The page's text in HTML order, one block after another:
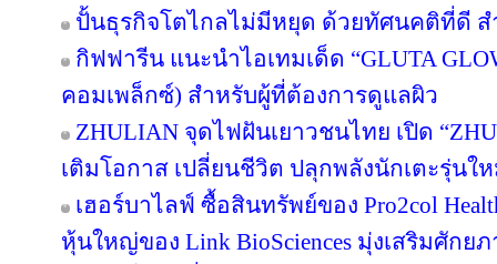
ปั้นธุรกิจโตไกลไม่มีหยุด ด้วยทัศนคติที่ดี ส
กิฟฟารีน แนะนำไอเทมเด็ด “GLUTA
คอมเพล็กซ์) สำหรับผู้ที่ต้องการดูแลผิว
ZHULIAN จุดไฟฝันเยาวชนไทย เปิด
เติมโอกาส เปลี่ยนชีวิต ปลุกพลังนักเตะรุ่น
เฮอร์บาไลฟ์ ซื้อสินทรัพย์ของ Pro2col
หุ้นใหญ่ของ Link BioSciences มุ่งเสริมศัก